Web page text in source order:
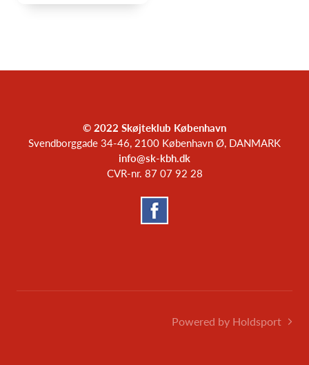
© 2022 Skøjteklub København
Svendborggade 34-46, 2100 København Ø, DANMARK
info@sk-kbh.dk
CVR-nr. 87 07 92 28
Powered by Holdsport